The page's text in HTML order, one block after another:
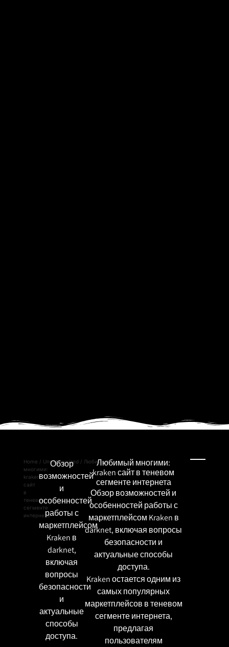
Home / Uncategorized / Любимый
многими:
kraken
сайт
в
теневом
сегменте
интернета
Обзор
возможностей
и
особенностей
работы с
маркетплейсом
Kraken в
darknet,
включая
вопросы
безопасности
и
актуальные
способы
доступа.
Любимый многими:
kraken сайт в теневом
сегменте интернета
Обзор возможностей и
особенностей работы с
маркетплейсом Kraken в
darknet, включая вопросы
безопасности и
актуальные способы
доступа.
Kraken остается одним из
самых популярных
маркетплейсов в теневом
сегменте интернета,
предлагая
пользователям